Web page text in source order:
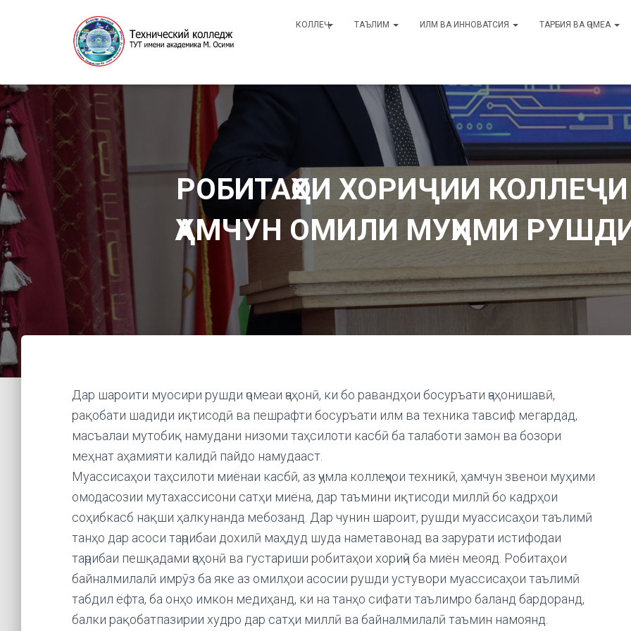
КОЛЛЕҶ ТАЪЛИМ ИЛМ ВА ИННОВАТСИЯ ТАРБИЯ ВА ҶОМЕА
РОБИТАҲОИ ХОРИҶИИ
ҲАМЧУН ОМИЛИ МУҲИМИ
Дар шароити муосири рушди ҷомеаи ҷаҳонӣ, ки бо равандҳои босуръати ҷаҳонишавӣ,
рақобати шадиди иқтисодӣ ва пешрафти босуръати илм ва техника тавсиф мегардад,
масъалаи мутобиқ намудани низоми таҳсилоти касбӣ ба талаботи замон ва бозори
меҳнат аҳамияти калидӣ пайдо намудааст.
Муассисаҳои таҳсилоти миёнаи касбӣ, аз ҷумла коллеҷҳои техникӣ, ҳамчун звенои муҳими
омодасозии мутахассисони сатҳи миёна, дар таъмини иқтисоди миллӣ бо кадрҳои
соҳибкасб нақши ҳалкунанда мебозанд. Дар чунин шароит, рушди муассисаҳои таълимӣ
танҳо дар асоси таҷрибаи дохилӣ маҳдуд шуда наметавонад ва зарурати истифодаи
таҷрибаи пешқадами ҷаҳонӣ ва густариши робитаҳои хориҷӣ ба миён меояд. Робитаҳои
байналмилалӣ имрӯз ба яке аз омилҳои асосии рушди устувори муассисаҳои таълимӣ
табдил ёфта, ба онҳо имкон медиҳанд, ки на танҳо сифати таълимро баланд бардоранд,
балки рақобатпазирии худро дар сатҳи миллӣ ва байналмилалӣ таъмин намоянд.